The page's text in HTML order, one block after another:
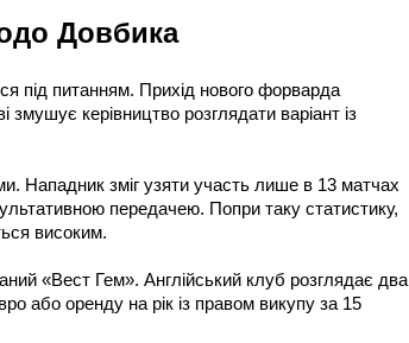
Довбика
під питанням. Прихід нового форварда
керівництво розглядати варіант із
Нападник зміг узяти участь лише в 13 матчах
передачею. Попри таку статистику,
високим.
«Вест Гем». Англійський клуб розглядає два
або оренду на рік із правом викупу за 15